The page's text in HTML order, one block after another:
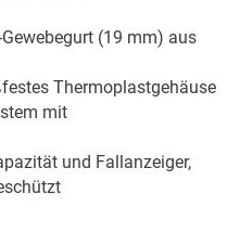
(19 mm) aus
Thermoplastgehäuse
mit
und Fallanzeiger,